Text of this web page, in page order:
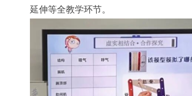
延伸等全教学环节。